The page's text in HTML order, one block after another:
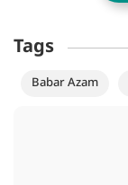
Tags
Babar Azam